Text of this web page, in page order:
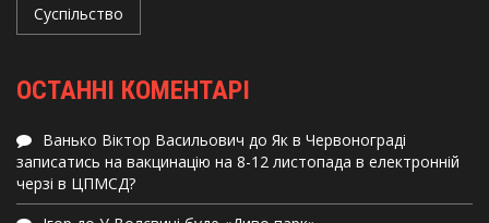
Суспільство
ОСТАННІ КОМЕНТАРІ
Ванько Віктор Васильович до Як в Червонограді
записатись на вакцинацію на 8-12 листопада в електронній
черзі в ЦПМСД?